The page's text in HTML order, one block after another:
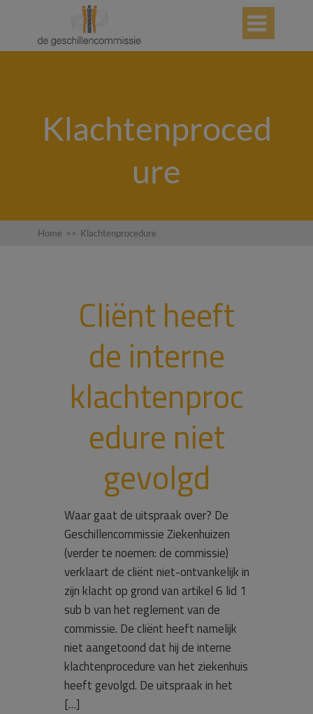

Klachtenproced
ure
Home >> Klachtenprocedure
Cliënt heeft
de interne
klachtenproc
edure niet
gevolgd
Waar gaat de uitspraak over? De
Geschillencommissie Ziekenhuizen
(verder te noemen: de commissie)
verklaart de cliënt niet-ontvankelijk in
zijn klacht op grond van artikel 6 lid 1
sub b van het reglement van de
commissie. De cliënt heeft namelijk
niet aangetoond dat hij de interne
klachtenprocedure van het ziekenhuis
heeft gevolgd. De uitspraak in het
[…]